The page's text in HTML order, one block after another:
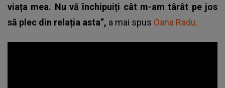
viața mea. Nu vă închipuiți cât m-am târât pe jos
să plec din relația asta”, a mai spus Oana Radu.